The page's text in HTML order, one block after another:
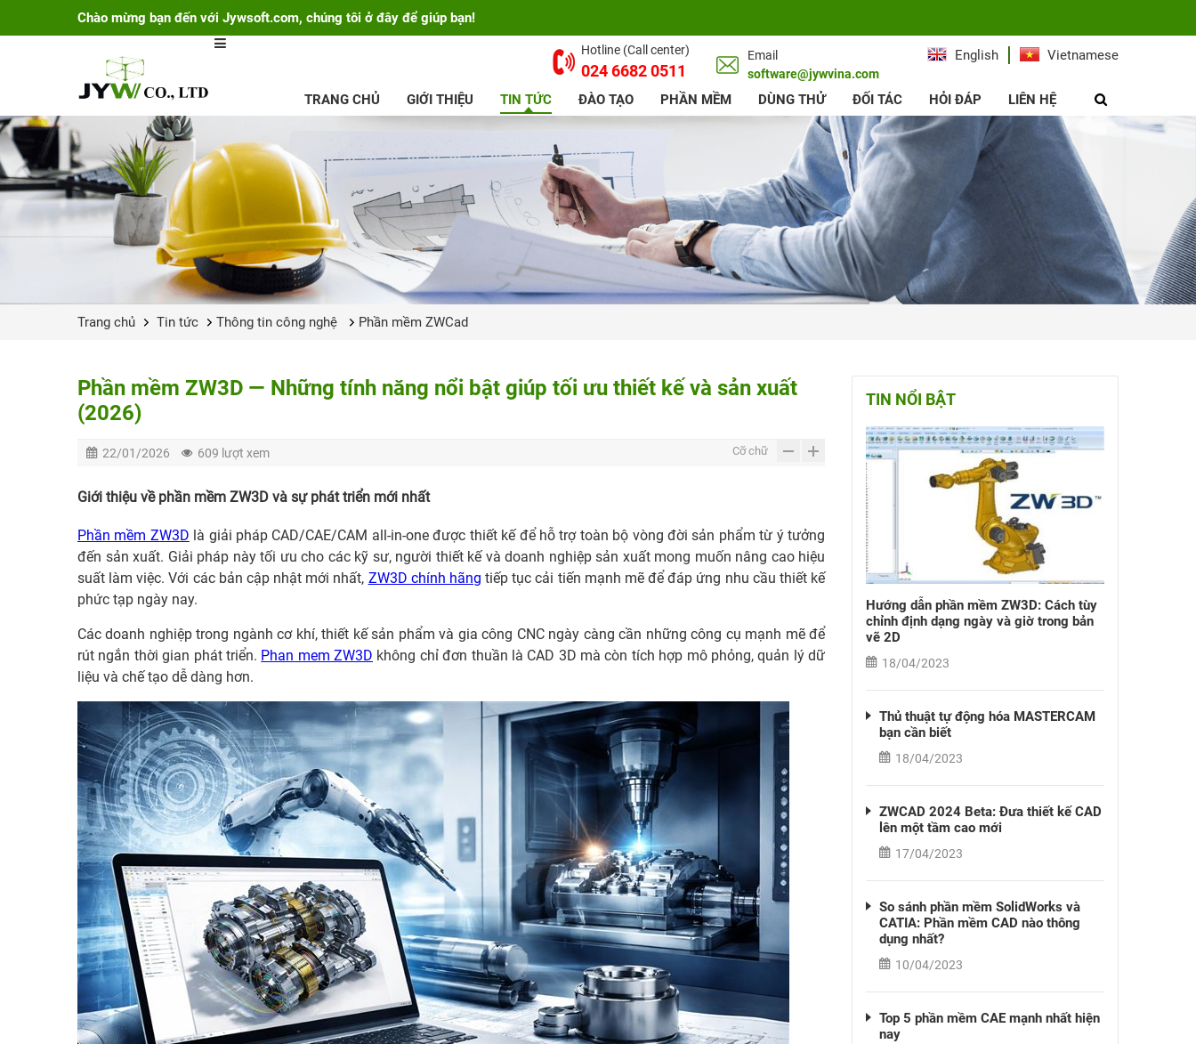
Chào mừng bạn đến với Jywsoft.com, chúng tôi ở đây để giúp bạn!
Vietnamese
English
Hotline (Call center)
024 6682 0511
Email
software@jywvina.com
TRANG CHỦ GIỚI THIỆU TIN TỨC ĐÀO TẠO PHẦN MỀM DÙNG THỬ ĐỐI TÁC HỎI ĐÁP LIÊN HỆ
Trang chủ Tin tức Thông tin công nghệ Phần mềm ZWCad
Phần mềm ZW3D — Những tính năng nổi bật giúp tối ưu thiết kế và sản xuất
(2026)
22/01/2026 609 lượt xem Cỡ chữ
Giới thiệu về phần mềm ZW3D và sự phát triển mới nhất
Phần mềm ZW3D là giải pháp CAD/CAE/CAM all-in-one được thiết kế để hỗ trợ toàn bộ vòng đời sản phẩm từ ý tưởng
đến sản xuất. Giải pháp này tối ưu cho các kỹ sư, người thiết kế và doanh nghiệp sản xuất mong muốn nâng cao hiệu
suất làm việc. Với các bản cập nhật mới nhất, ZW3D chính hãng tiếp tục cải tiến mạnh mẽ để đáp ứng nhu cầu thiết kế
phức tạp ngày nay.
Các doanh nghiệp trong ngành cơ khí, thiết kế sản phẩm và gia công CNC ngày càng cần những công cụ mạnh mẽ để
rút ngắn thời gian phát triển. Phan mem ZW3D không chỉ đơn thuần là CAD 3D mà còn tích hợp mô phỏng, quản lý dữ
liệu và chế tạo dễ dàng hơn.
TIN NỔI BẬT
Hướng dẫn phần mềm ZW3D: Cách tùy
chỉnh định dạng ngày và giờ trong bản
vẽ 2D
18/04/2023
Thủ thuật tự động hóa MASTERCAM
bạn cần biết
18/04/2023
ZWCAD 2024 Beta: Đưa thiết kế CAD
lên một tầm cao mới
17/04/2023
So sánh phần mềm SolidWorks và
CATIA: Phần mềm CAD nào thông
dụng nhất?
10/04/2023
Top 5 phần mềm CAE mạnh nhất hiện
nay